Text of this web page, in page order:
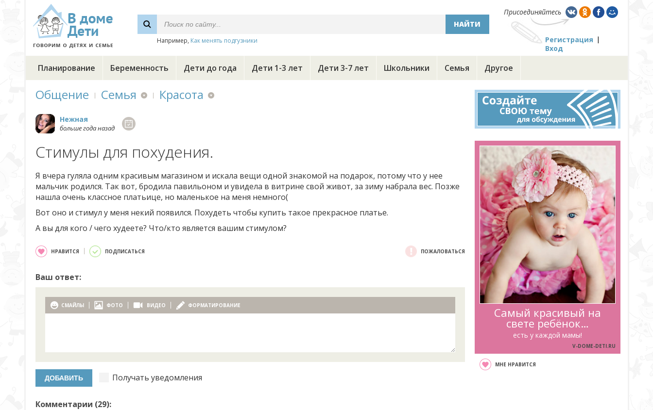
НАЙТИ
Например, Как менять подгузники
Присоединяйтесь
Регистрация
Вход
Планирование Беременность Дети до года Дети 1-3 лет Дети 3-7 лет Школьники Семья Другое
Общение Семья Красота
Нежная
больше года назад
Стимулы для похудения.
Я вчера гуляла одним красивым магазином и искала вещи одной знакомой на подарок, потому что у нее
мальчик родился. Так вот, бродила павильоном и увидела в витрине свой живот, за зиму набрала вес. Позже
нашла очень классное платьице, но маленькое на меня немного(
Вот оно и стимул у меня некий появился. Похудеть чтобы купить такое прекрасное платье.
А вы для кого / чего худеете? Что/кто является вашим стимулом?
НРАВИТСЯ ПОДПИСАТЬСЯ ПОЖАЛОВАТЬСЯ
Ваш ответ:
СМАЙЛЫ ФОТО ВИДЕО ФОРМАТИРОВАНИЕ
Получать уведомления
Комментарии (29):
Самый красивый на
свете ребёнок…
есть у каждой мамы!
V-DOME-DETI.RU
МНЕ НРАВИТСЯ